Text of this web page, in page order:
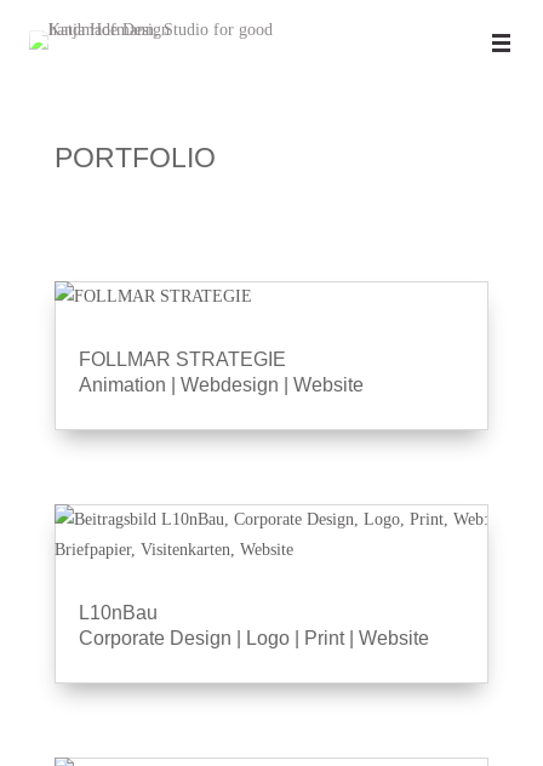
PORTFOLIO
FOLLMAR STRATEGIE
Animation
Webdesign Website
L10nBau
Corporate Design
Logo| Print| Website